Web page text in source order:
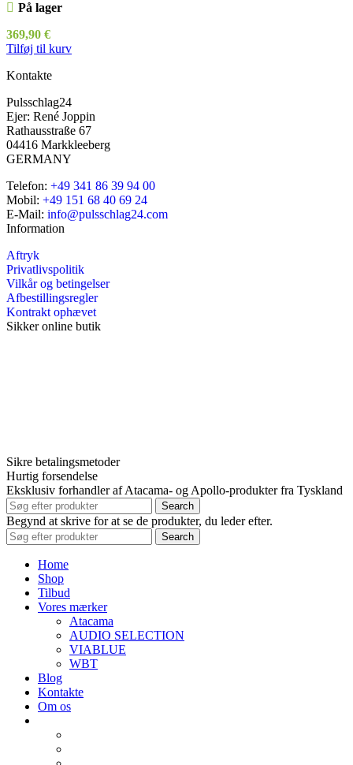
På lager
369,90 €
Tilføj til kurv
Kontakte
Pulsschlag24
Ejer: René Joppin
Rathausstraße 67
04416 Markkleeberg
GERMANY
Telefon: +49 341 86 39 94 00
Mobil: +49 151 68 40 69 24
E-Mail: info@pulsschlag24.com
Information
Aftryk
Privatlivspolitik
Vilkår og betingelser
Afbestillingsregler
Kontrakt ophævet
Sikker online butik
Sikre betalingsmetoder
Hurtig forsendelse
Eksklusiv forhandler af Atacama- og Apollo-produkter fra Tyskland
Search
Begynd at skrive for at se de produkter, du leder efter.
Search
Home
Shop
Tilbud
Vores mærker
Atacama
AUDIO SELECTION
VIABLUE
WBT
Blog
Kontakte
Om os